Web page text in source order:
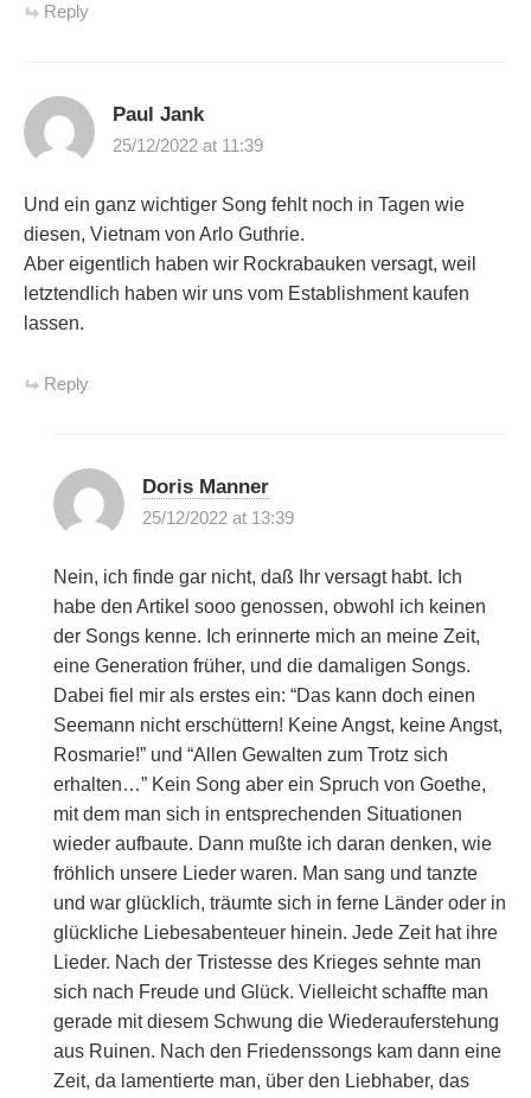
Reply
Paul Jank
25/12/2022 at 11:39
Und ein ganz wichtiger Song fehlt noch in Tagen wie
diesen, Vietnam von Arlo Guthrie.
Aber eigentlich haben wir Rockrabauken versagt, weil
letztendlich haben wir uns vom Establishment kaufen
lassen.
Reply
Doris Manner
25/12/2022 at 13:39
Nein, ich finde gar nicht, daß Ihr versagt habt. Ich
habe den Artikel sooo genossen, obwohl ich keinen
der Songs kenne. Ich erinnerte mich an meine Zeit,
eine Generation früher, und die damaligen Songs.
Dabei fiel mir als erstes ein: “Das kann doch einen
Seemann nicht erschüttern! Keine Angst, keine Angst,
Rosmarie!” und “Allen Gewalten zum Trotz sich
erhalten…” Kein Song aber ein Spruch von Goethe,
mit dem man sich in entsprechenden Situationen
wieder aufbaute. Dann mußte ich daran denken, wie
fröhlich unsere Lieder waren. Man sang und tanzte
und war glücklich, träumte sich in ferne Länder oder in
glückliche Liebesabenteuer hinein. Jede Zeit hat ihre
Lieder. Nach der Tristesse des Krieges sehnte man
sich nach Freude und Glück. Vielleicht schaffte man
gerade mit diesem Schwung die Wiederauferstehung
aus Ruinen. Nach den Friedenssongs kam dann eine
Zeit, da lamentierte man, über den Liebhaber, das